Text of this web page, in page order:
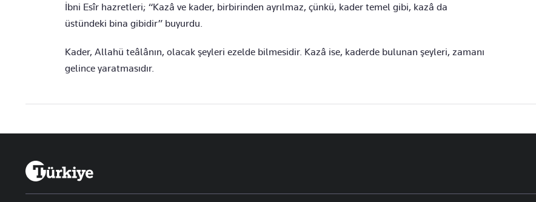
İbni Esîr hazretleri; “Kazâ ve kader, birbirinden ayrılmaz, çünkü, kader temel gibi, kazâ da
üstündeki bina gibidir” buyurdu.
Kader, Allahü teâlânın, olacak şeyleri ezelde bilmesidir. Kazâ ise, kaderde bulunan şeyleri, zamanı
gelince yaratmasıdır.